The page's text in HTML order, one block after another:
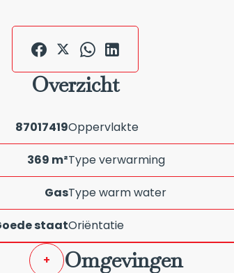
Overzicht
87017419Oppervlakte
369 m²Type verwarming
GasType warm water
staatOriëntatie
+ Omgevingen